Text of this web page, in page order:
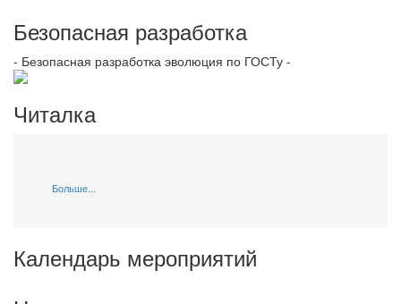
Безопасная разработка
- Безопасная разработка эволюция по ГОСТу -
Читалка
Больше...
Календарь мероприятий